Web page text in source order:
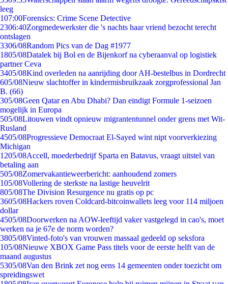
leeg
107:00Forensics: Crime Scene Detective
2306:40Zorgmedewerkster die 's nachts haar vriend bezocht terecht
ontslagen
3306/08Random Pics van de Dag #1977
1805/08Datalek bij Bol en de Bijenkorf na cyberaanval op logistiek
partner Ceva
3405/08Kind overleden na aanrijding door AH-bestelbus in Dordrecht
605/08Nieuw slachtoffer in kindermisbruikzaak zorgprofessional Jan
B. (66)
305/08Geen Qatar en Abu Dhabi? Dan eindigt Formule 1-seizoen
mogelijk in Europa
505/08Litouwen vindt opnieuw migrantentunnel onder grens met Wit-
Rusland
4505/08Progressieve Democraat El-Sayed wint nipt voorverkiezing
Michigan
1205/08Accell, moederbedrijf Sparta en Batavus, vraagt uitstel van
betaling aan
505/08Zomervakantieweerbericht: aanhoudend zomers
105/08Vollering de sterkste na lastige heuvelrit
805/08The Division Resurgence nu gratis op pc
3605/08Hackers roven Coldcard-bitcoinwallets leeg voor 114 miljoen
dollar
4505/08Doorwerken na AOW-leeftijd vaker vastgelegd in cao's, moet
werken na je 67e de norm worden?
3805/08Vinted-foto's van vrouwen massaal gedeeld op seksfora
105/08Nieuwe XBOX Game Pass titels voor de eerste helft van de
maand augustus
5305/08Van den Brink zet nog eens 14 gemeenten onder toezicht om
spreidingswet